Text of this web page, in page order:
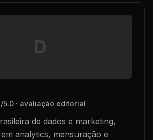
D
/5.0 · avaliação editorial
de dados e marketing,
analytics, mensuração e